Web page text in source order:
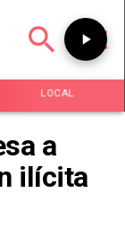
LOCAL
a
ilícita